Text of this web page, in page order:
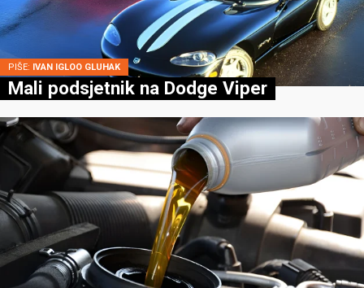
PIŠE: IVAN IGLOO GLUHAK
Mali podsjetnik na Dodge Viper